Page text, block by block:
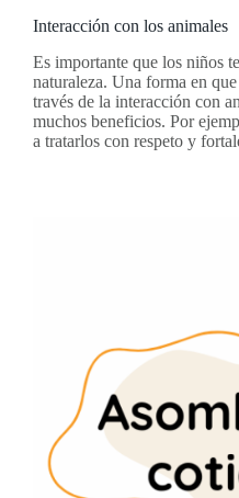
Interacción con los animales
Es importante que los niños
naturaleza. Una forma en
través de la interacción con
muchos beneficios. Por
a tratarlos con respeto y